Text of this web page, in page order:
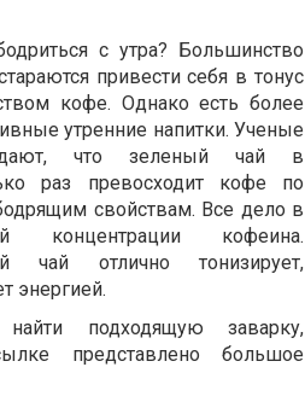
с утра? Большинство
привести себя в тонус
кофе. Однако есть более
утренние напитки. Ученые
что зеленый чай в
раз превосходит кофе по
свойствам. Все дело в
концентрации кофеина.
чай отлично тонизирует,
энергией.
подходящую заварку,
представлено большое